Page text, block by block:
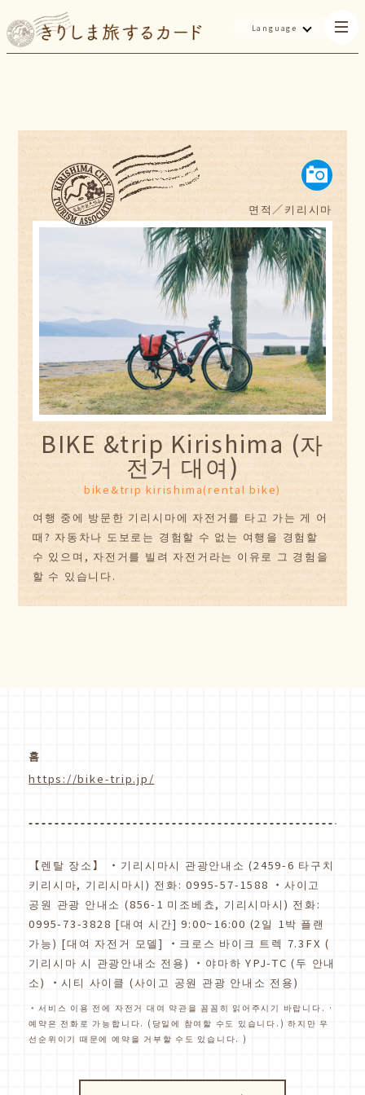
Language
면적／키리시마
BIKE &trip Kirishima (자
전거 대여)
bike&trip kirishima(rental bike)
여행 중에 방문한 기리시마에 자전거를 타고 가는 게 어
때? 자동차나 도보로는 경험할 수 없는 여행을 경험할
수 있으며, 자전거를 빌려 자전거라는 이유로 그 경험을
할 수 있습니다.
홈
https://bike-trip.jp/
【렌탈 장소】 ・기리시마시 관광안내소 (2459-6 타구치
키리시마, 기리시마시) 전화: 0995-57-1588 ・사이고
공원 관광 안내소 (856-1 미조베쵸, 기리시마시) 전화:
0995-73-3828 [대여 시간] 9:00~16:00 (2일 1박 플랜
가능) [대여 자전거 모델] ・크로스 바이크 트렉 7.3FX (
기리시마 시 관광안내소 전용) ・야마하 YPJ-TC (두 안내
소) ・시티 사이클 (사이고 공원 관광 안내소 전용)
・서비스 이용 전에 자전거 대여 약관을 꼼꼼히 읽어주시기 바랍니다. ·
예약은 전화로 가능합니다. (당일에 참여할 수도 있습니다.) 하지만 우
선순위이기 때문에 예약을 거부할 수도 있습니다. )